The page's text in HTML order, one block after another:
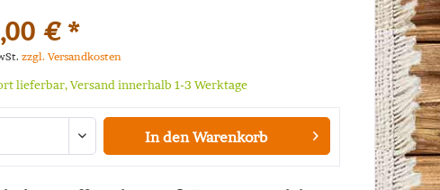
€ *
zzgl. Versandkosten
lieferbar, Versand innerhalb 1-3 Werktage
In den Warenkorb